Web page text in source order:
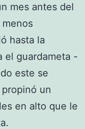
mes antes del
hasta la
el guardameta -
este se
un
en alto que le